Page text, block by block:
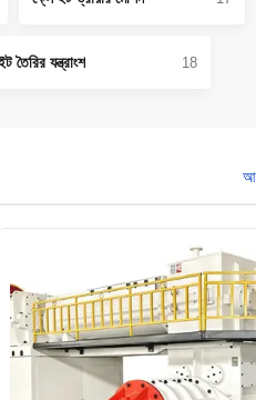
তৈরির যন্ত্রাংশ 18